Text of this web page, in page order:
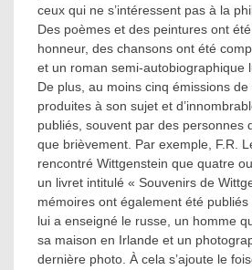
ceux qui ne s’intéressent pas à la
Des poèmes et des peintures ont
honneur, des chansons ont été
et un roman semi-autobiographique
De plus, au moins cinq émissions
produites à son sujet et
publiés, souvent par des personnes
que brièvement. Par exemple, F.R.
rencontré Wittgenstein que quatre
un livret intitulé « Souvenirs de
mémoires ont également été
lui a enseigné le russe, un homme
sa maison en Irlande et un
dernière photo. À cela s’ajoute le